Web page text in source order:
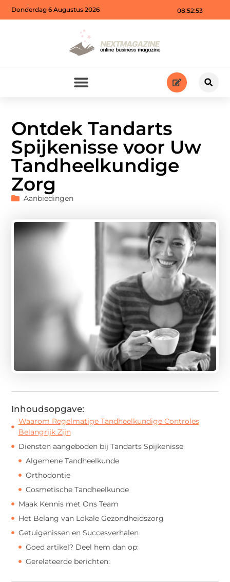
08:52:54
Donderdag 6 Augustus 2026
Ontdek Tandarts
Spijkenisse voor Uw
Tandheelkundige
Zorg
Aanbiedingen
Inhoudsopgave:
Waarom Regelmatige Tandheelkundige Controles
Belangrijk Zijn
Diensten aangeboden bij Tandarts Spijkenisse
Algemene Tandheelkunde
Orthodontie
Cosmetische Tandheelkunde
Maak Kennis met Ons Team
Het Belang van Lokale Gezondheidszorg
Getuigenissen en Succesverhalen
Goed artikel? Deel hem dan op:
Gerelateerde berichten: